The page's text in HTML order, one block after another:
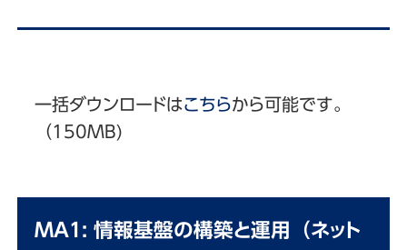
一括ダウンロードはこちらから可能です。
（150MB)
MA1: 情報基盤の構築と運用（ネット